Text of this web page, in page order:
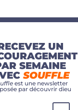
UN
SEMAINE
SOUFFLE
est une newsletter
par découvrir dieu